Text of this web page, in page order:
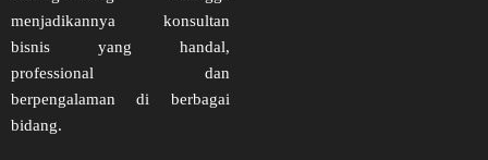
menjadikannya konsultan
bisnis yang handal,
professional dan
berpengalaman di berbagai
bidang.